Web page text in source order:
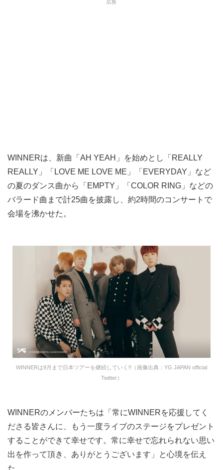
WINNERは、新曲「AH YEAH」を始めとし「REALLY
REALLY」「LOVE ME LOVE ME」「EVERYDAY」など
の夏のダンス曲から「EMPTY」「COLOR RING」などの
バラード曲まで計25曲を披露し、約2時間のコンサートで
会場を沸かせた。
WINNERは9月まで日本ツアーを継続していく!!（画像出典：YG JAPAN official
Twitter）
WINNERのメンバーたちは「常にWINNERを応援してく
ださる皆さんに、もう一度ライブのステージをプレゼント
することができて幸せです。常に幸せで忘れられない思い
出を作って頂き、ありがとうございます」と心境を伝え
た。